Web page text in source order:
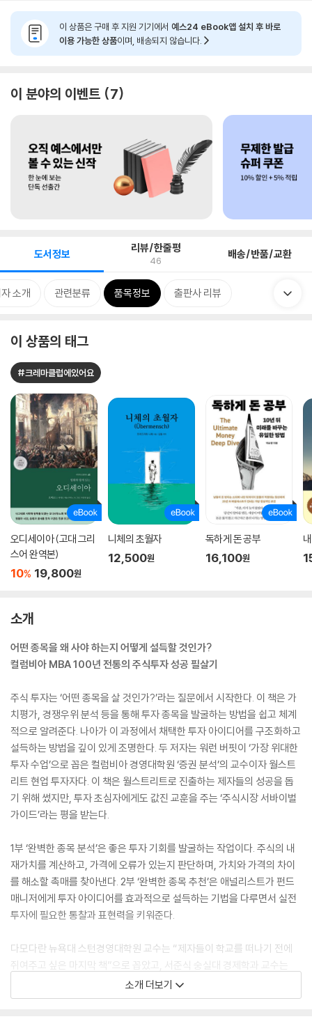
이 상품은 구매 후 지원 기기에서 예스24 eBook앱 설치 후 바로
이용 가능한 상품이며, 배송되지 않습니다.
이 분야의 이벤트 7
도서정보 리뷰/한줄평
46 배송/반품/교환
소개 관련분류 품목정보 출판사 리뷰
이 상품의 태그
#크레마클럽에있어요
오디세이아 (고대 그리
스어 완역본)
10% 19,800원
니체의 초월자
12,500원
독하게 돈 공부
16,100원
소개
어떤 종목을 왜 사야 하는지 어떻게 설득할 것인가?
컬럼비아 MBA 100년 전통의 주식투자 성공 필살기
주식 투자는 ‘어떤 종목을 살 것인가?’라는 질문에서 시작한다. 이 책은 가
치평가, 경쟁우위 분석 등을 통해 투자 종목을 발굴하는 방법을 쉽고 체계
적으로 알려준다. 나아가 이 과정에서 채택한 투자 아이디어를 구조화하고
설득하는 방법을 깊이 있게 조명한다. 두 저자는 워런 버핏이 ‘가장 위대한
투자 수업’으로 꼽은 컬럼비아 경영대학원 ‘증권 분석’의 교수이자 월스트
리트 현업 투자자다. 이 책은 월스트리트로 진출하는 제자들의 성공을 돕
기 위해 썼지만, 투자 초심자에게도 값진 교훈을 주는 ‘주식시장 서바이벌
가이드’라는 평을 받는다.
1부 ‘완벽한 종목 분석’은 좋은 투자 기회를 발굴하는 작업이다. 주식의 내
재가치를 계산하고, 가격에 오류가 있는지 판단하며, 가치와 가격의 차이
를 해소할 촉매를 찾아낸다. 2부 ‘완벽한 종목 추천’은 애널리스트가 펀드
매니저에게 투자 아이디어를 효과적으로 설득하는 기법을 다루면서 실전
투자에 필요한 통찰과 표현력을 키워준다.
다모다란 뉴욕대 스턴경영대학원 교수는 “제자들이 학교를 떠나기 전에
쥐여주고 싶은 마지막 책”으로 꼽았고, 서준식 숭실대 경제학과 교수는
“교실 속 투자 이론을 ‘돈 버는 기술’로 바꾼 책’이라고 소개했다. 또 “펀드
매니저로서 속내를 들킨 기분이 들 만큼 효과적인 투자 아이디어 설득법을
소개 더보기